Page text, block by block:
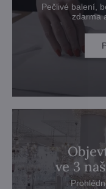
Pečlivé balení,
zdarma
ve 3